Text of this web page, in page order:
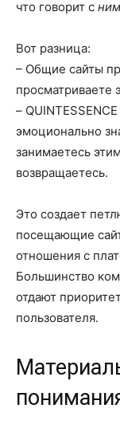
что говорит с
Вот разница:
– Общие сайты
просматриваете
–
эмоционально
занимаетесь
возвращаетесь.
Это создает
посещающие
отношения с
Большинство
отдают
пользователя.